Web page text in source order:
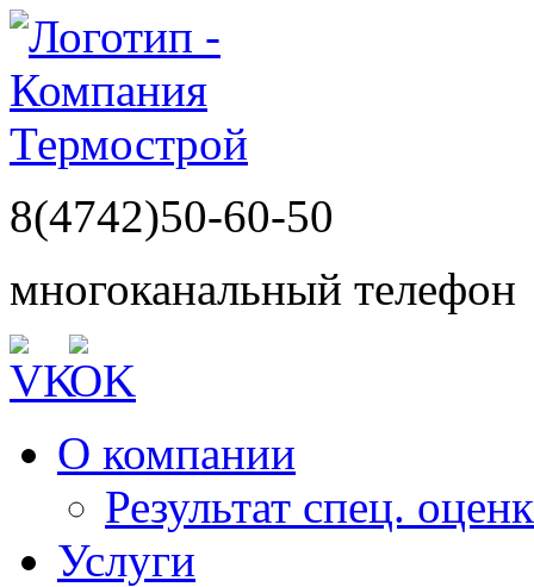
8(4742)50-60-50
многоканальный телефон
О компании
Результат спец.
Услуги